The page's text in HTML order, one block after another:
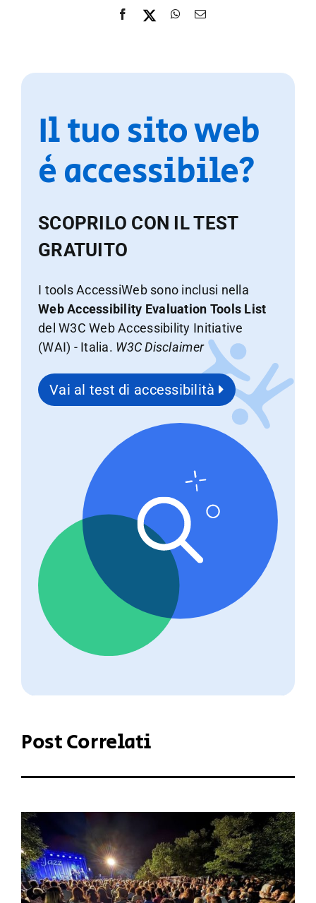
Il tuo sito web
è accessibile?
SCOPRILO CON IL TEST
GRATUITO
I tools AccessiWeb sono inclusi nella
Web Accessibility Evaluation Tools List
del W3C Web Accessibility Initiative
(WAI) - Italia. W3C Disclaimer
Vai al test di accessibilità
Post Correlati